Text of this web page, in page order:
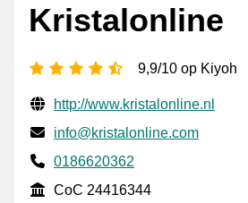
Kristalonline
9,9/10 op Kiyoh
Geprüfte Kontaktinformationen
Website URL
http://www.kristalonline.nl
E-mail
info@kristalonline.com
Phone number
0186620362
CoC
CoC 24416344